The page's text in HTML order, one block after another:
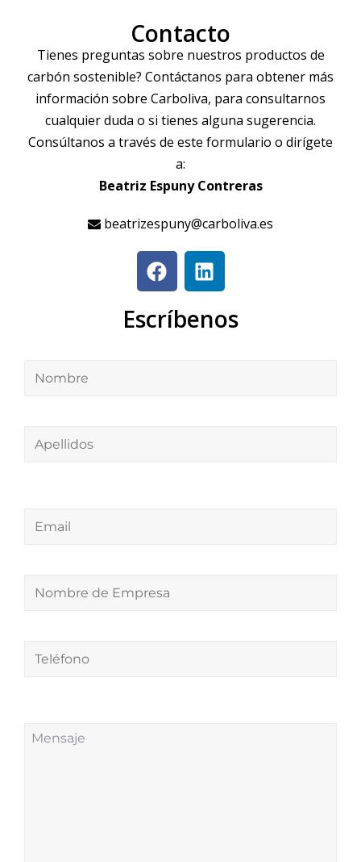
Contacto
Tienes preguntas sobre nuestros productos de
carbón sostenible? Contáctanos para obtener más
información sobre Carboliva, para consultarnos
cualquier duda o si tienes alguna sugerencia.
Consúltanos a través de este formulario o dirígete
a:
Beatriz Espuny Contreras
beatrizespuny@carboliva.es
Escríbenos
Empresa